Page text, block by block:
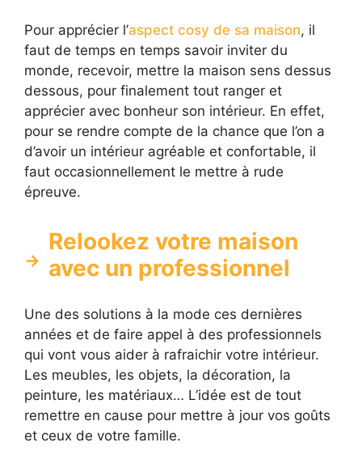
Pour apprécier l’aspect cosy de sa maison, il
faut de temps en temps savoir inviter du
monde, recevoir, mettre la maison sens dessus
dessous, pour finalement tout ranger et
apprécier avec bonheur son intérieur. En effet,
pour se rendre compte de la chance que l’on a
d’avoir un intérieur agréable et confortable, il
faut occasionnellement le mettre à rude
épreuve.
Relookez votre maison
avec un professionnel
Une des solutions à la mode ces dernières
années et de faire appel à des professionnels
qui vont vous aider à rafraichir votre intérieur.
Les meubles, les objets, la décoration, la
peinture, les matériaux… L’idée est de tout
remettre en cause pour mettre à jour vos goûts
et ceux de votre famille.